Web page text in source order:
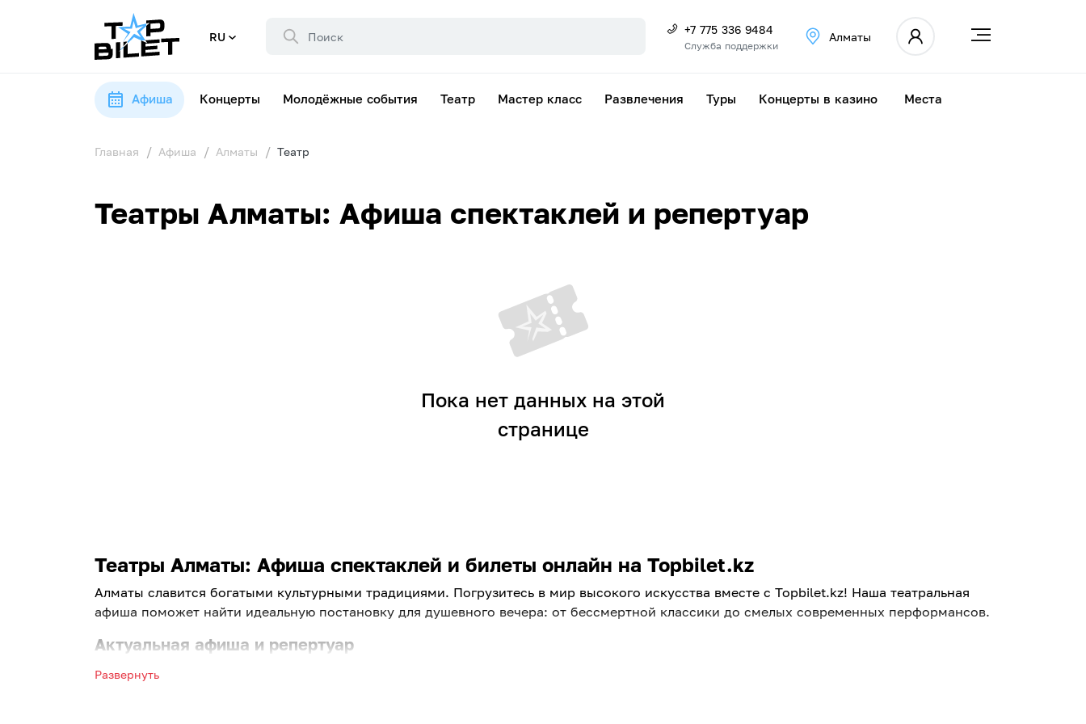
RU +7 775 336 9484
Служба поддержки
Алматы
Афиша Концерты Молодёжные события Театр Мастер класс Развлечения Туры Концерты в казино Места
Главная Афиша Алматы Театр
Театры Алматы: Афиша спектаклей и репертуар
Пока нет данных на этой
странице
Театры Алматы: Афиша спектаклей и билеты онлайн на Topbilet.kz
Алматы славится богатыми культурными традициями. Погрузитесь в мир высокого искусства вместе с Topbilet.kz! Наша театральная
афиша поможет найти идеальную постановку для душевного вечера: от бессмертной классики до смелых современных перформансов.
Актуальная афиша и репертуар
Выбирайте лучшие постановки ведущих площадок города. Ищете, куда пойти в ближайшие дни? Вас легко выручит афиша театров в
Развернуть